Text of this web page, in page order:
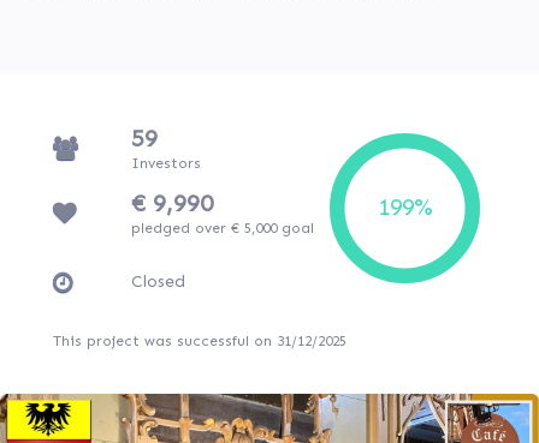
59
Investors
€ 9,990
pledged over € 5,000 goal
Closed
This project was successful on 31/12/2025